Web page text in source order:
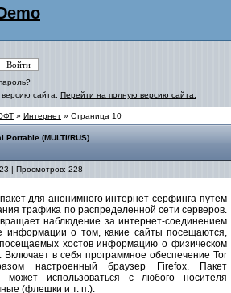
сайта. Перейти на полную версию сайта.
» Интернет » Страница 10
Portable (MULTi/RUS)
| Просмотров: 228
для анонимного интернет-серфинга путем
трафика по распределенной сети серверов.
наблюдение за интернет-соединением
информации о том, какие сайты посещаются,
хостов информацию о физическом
в себя программное обеспечение Tor
настроенный браузер Firefox. Пакет
использоваться с любого носителя
(флешки и т. п.).